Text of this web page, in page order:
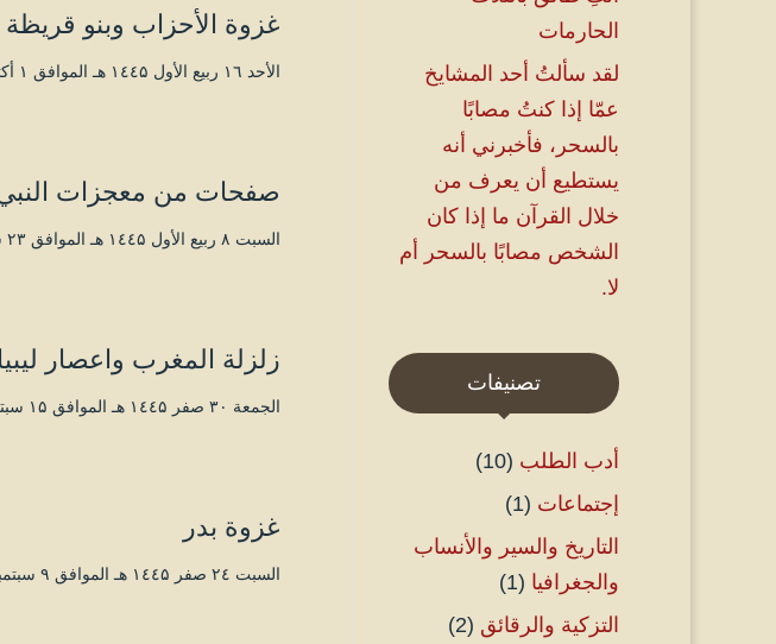
غزوة الأحزاب وبنو قريظة
الأحد ۱٦ ربيع الأول ۱٤٤۵ هـ الموافق ۱ أكتوبر ۲۰۲۳ مـ |
صفحات من معجزات
السبت ۸ ربيع الأول ۱٤٤۵ هـ الموافق ۲۳ سبتمبر ۲۰۲۳ مـ |
زلزلة المغرب واعصار ليبيا
الجمعة ۳۰ صفر ۱٤٤۵ هـ الموافق ۱۵ سبتمبر ۲۰۲۳ مـ |
غزوة بدر
السبت ۲٤ صفر ۱٤٤۵ هـ الموافق ۹ سبتمبر ۲۰۲۳ مـ |
الحارمات
لقد سألتُ أحد المشايخ
عمّا إذا كنتُ مصابًا
بالسحر، فأخبرني أنه
يستطيع أن يعرف من
خلال القرآن ما إذا كان
الشخص مصابًا بالسحر أم
لا.
تصنيفات
أدب الطلب (10)
إجتماعات (1)
التاريخ والسير والأنساب
والجغرافيا (1)
التزكية والرقائق (2)